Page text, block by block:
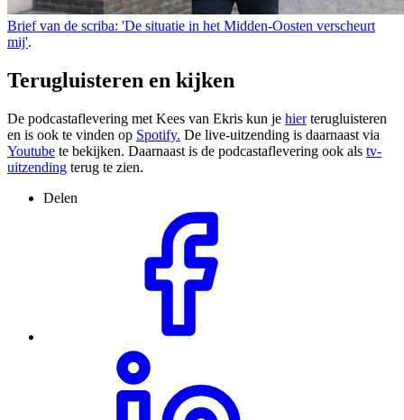
Brief van de scriba: 'De situatie in het Midden-Oosten verscheurt
mij'.
Terugluisteren en kijken
De podcastaflevering met Kees van Ekris kun je hierterugluisteren
en is ook te vinden op Spotify. De live-uitzending is daarnaast via
Youtube te bekijken. Daarnaast is de podcastaflevering ook als tv-
uitzending terug te zien.
Delen